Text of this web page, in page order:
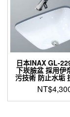
日本INAX GL-
下崁臉盆 採用伊
污技術 防止水垢
NT$